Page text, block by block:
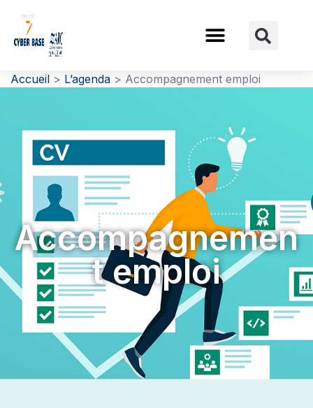
Accueil > L’agenda > Accompagnement emploi
Accompagnemen
t emploi